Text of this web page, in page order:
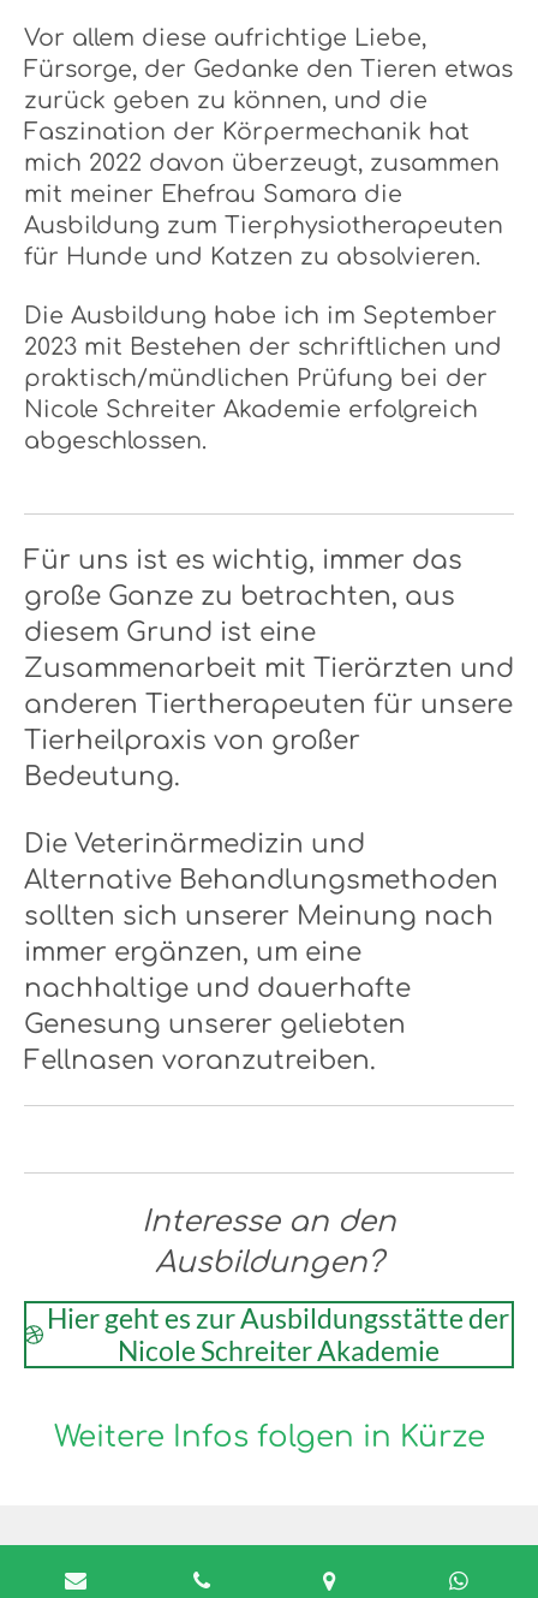
Vor allem diese aufrichtige Liebe,
Fürsorge, der Gedanke den Tieren etwas
zurück geben zu können, und die
Faszination der Körpermechanik hat
mich 2022 davon überzeugt, zusammen
mit meiner Ehefrau Samara die
Ausbildung zum Tierphysiotherapeuten
für Hunde und Katzen zu absolvieren.
Die Ausbildung habe ich im September
2023 mit Bestehen der schriftlichen und
praktisch/mündlichen Prüfung bei der
Nicole Schreiter Akademie erfolgreich
abgeschlossen.
Für uns ist es wichtig, immer das
große Ganze zu betrachten, aus
diesem Grund ist eine
Zusammenarbeit mit Tierärzten und
anderen Tiertherapeuten für unsere
Tierheilpraxis von großer
Bedeutung.
Die Veterinärmedizin und
Alternative Behandlungsmethoden
sollten sich unserer Meinung nach
immer ergänzen, um eine
nachhaltige und dauerhafte
Genesung unserer geliebten
Fellnasen voranzutreiben.
Interesse an den
Ausbildungen?
Hier geht es zur Ausbildungsstätte der
Nicole Schreiter Akademie
Weitere Infos folgen in Kürze
Impressum